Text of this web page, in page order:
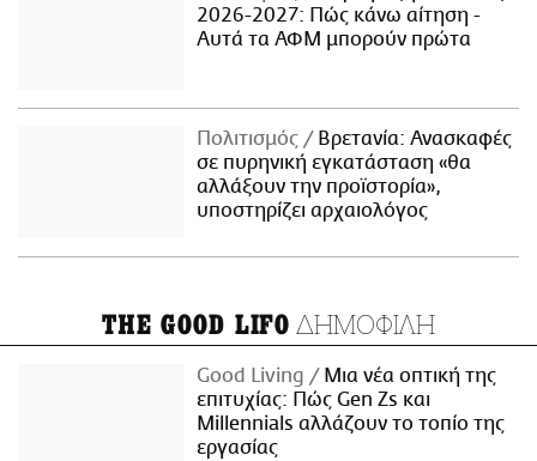
2026-2027: Πώς κάνω αίτηση -
Αυτά τα ΑΦΜ μπορούν πρώτα
Πολιτισμός
Βρετανία: Ανασκαφές
σε πυρηνική εγκατάσταση «θα
αλλάξουν την προϊστορία»,
υποστηρίζει αρχαιολόγος
THE GOOD LIFO ΔΗΜΟΦΙΛΗ
Good Living
Μια νέα οπτική της
επιτυχίας: Πώς Gen Zs και
Millennials αλλάζουν το τοπίο της
εργασίας